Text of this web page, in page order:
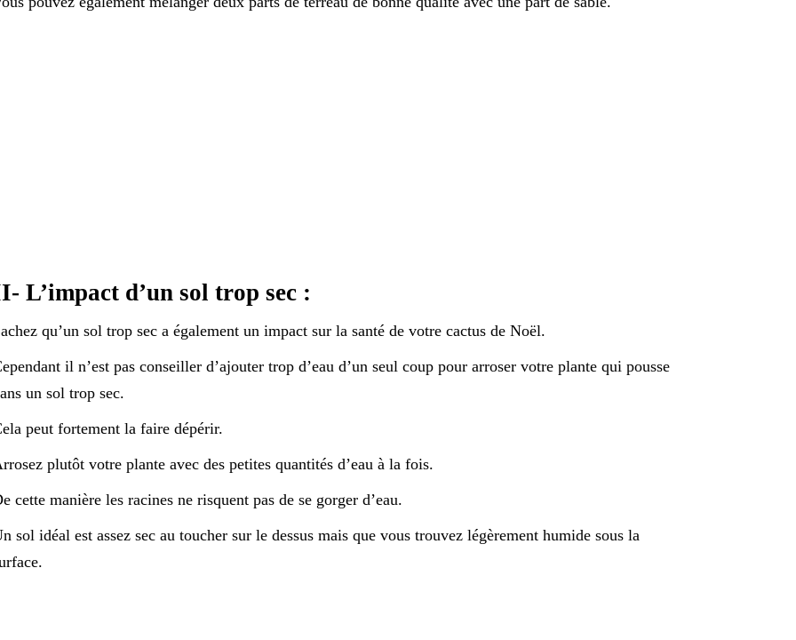
L’impact d’un sol trop sec :
qu’un sol trop sec a également un impact sur la santé de votre cactus de Noël.
il n’est pas conseiller d’ajouter trop d’eau d’un seul coup pour arroser votre plante qui pousse
un sol trop sec.
peut fortement la faire dépérir.
plutôt votre plante avec des petites quantités d’eau à la fois.
cette manière les racines ne risquent pas de se gorger d’eau.
sol idéal est assez sec au toucher sur le dessus mais que vous trouvez légèrement humide sous la